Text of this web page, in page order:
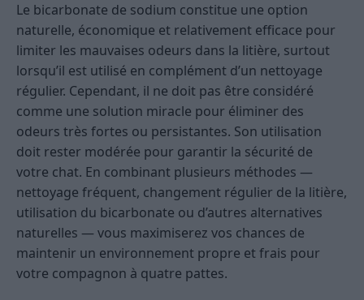
Le bicarbonate de sodium constitue une option
naturelle, économique et relativement efficace pour
limiter les mauvaises odeurs dans la litière, surtout
lorsqu’il est utilisé en complément d’un nettoyage
régulier. Cependant, il ne doit pas être considéré
comme une solution miracle pour éliminer des
odeurs très fortes ou persistantes. Son utilisation
doit rester modérée pour garantir la sécurité de
votre chat. En combinant plusieurs méthodes —
nettoyage fréquent, changement régulier de la litière,
utilisation du bicarbonate ou d’autres alternatives
naturelles — vous maximiserez vos chances de
maintenir un environnement propre et frais pour
votre compagnon à quatre pattes.